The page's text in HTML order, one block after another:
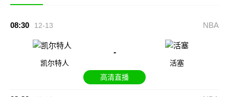
08:30 12-13 NBA
凯尔特人
-
活塞
高清直播